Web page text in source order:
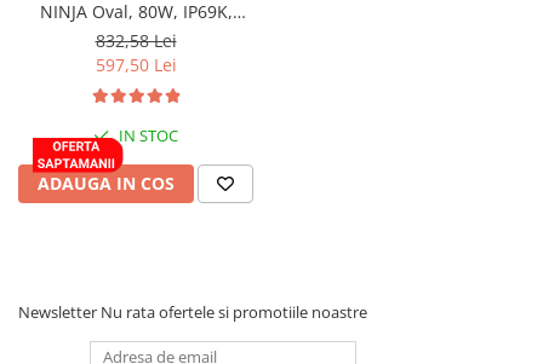
Aparate sudura
Flexuri si polizoare
Masini gaurit si insurubat
Masini gaurit, filetat cu
Pistoale aer cald si de lipit
Pistoale de vopsit electrice
NINJA Oval, 80W, IP69K,
Pozitie Dinamica, Stroboscop,
Multifunctional
832,58 Lei
597,50 Lei
IN STOC
ADAUGA IN COS
Newsletter Nu rata ofertele si promotiile noastre